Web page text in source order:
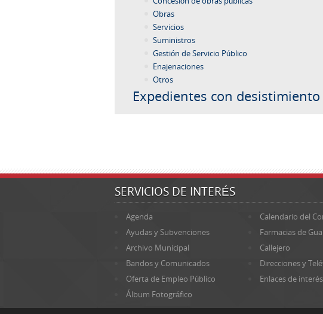
Obras
Servicios
Suministros
Gestión de Servicio Público
Enajenaciones
Otros
Expedientes con
SERVICIOS DE INTERÉS
Agenda
Calendario del
Ayudas y Subvenciones
Farmacias de
Archivo Municipal
Callejero
Bandos y Comunicados
Direcciones y
Oferta de Empleo Público
Enlaces de interés
Álbum Fotográfico